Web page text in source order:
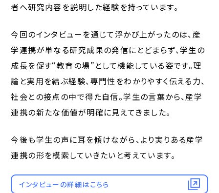
者へ研究内容を説明した経験を持っています。
今回のインタビューを通じて浮かび上がったのは、産
学連携が単なる研究成果の発信にとどまらず、学生の
成長を促す“教育の場”として機能している姿です。理
論と実用を結ぶ経験、専門性をわかりやすく伝える力、
社会との接点の中で得た自信。学生の言葉から、産学
連携の新たな価値が明確に見えてきました。
今後も学生の声に耳を傾けながら、より実りある産学
連携の形を模索していきたいと考えています。
インタビューの詳細はこちら